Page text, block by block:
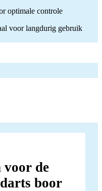
optimale controle
voor langdurig gebruik
voor de
boor